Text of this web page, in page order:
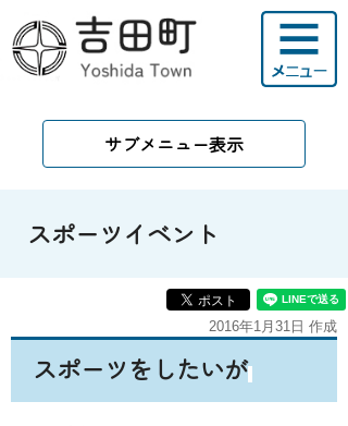
サブメニュー表示
スポーツイベント
2016年1月31日 作成
スポーツをしたいが